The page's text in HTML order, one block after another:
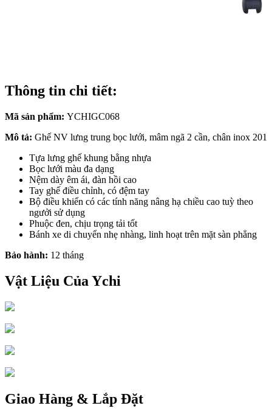
Thông tin chi tiết:
Mã sản phẩm: YCHIGC068
Mô tả: Ghế NV lưng trung bọc lưới, mâm ngã 2 cần, chân inox 201
Tựa lưng ghế khung bằng nhựa
Bọc lưới màu đa dạng
Nệm dày êm ái, đàn hồi cao
Tay ghế điều chỉnh, có đệm tay
Bộ điều khiển có các tính năng nâng hạ chiều cao tuỳ theo
ngưởi sử dụng
Phuộc đen, chịu trọng tải tốt
Bánh xe di chuyển nhẹ nhàng, linh hoạt trên mặt sàn phẳng
Bảo hành: 12 tháng
Vật Liệu Của Ychi
Giao Hàng & Lắp Đặt